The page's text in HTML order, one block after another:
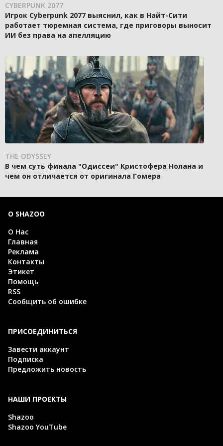
CYBERPUNK 2077
Игрок Cyberpunk 2077 выяснил, как в Найт-Сити
работает тюремная система, где приговоры выносит
ИИ без права на апелляцию
THE ODYSSEY
В чем суть финала "Одиссеи" Кристофера Нолана и
чем он отличается от оригинала Гомера
О SHAZOO
О Нас
Главная
Реклама
Контакты
Этикет
Помощь
RSS
Сообщить об ошибке
ПРИСОЕДИНИТЬСЯ
Завести аккаунт
Подписка
Предложить новость
НАШИ ПРОЕКТЫ
Shazoo
Shazoo YouTube